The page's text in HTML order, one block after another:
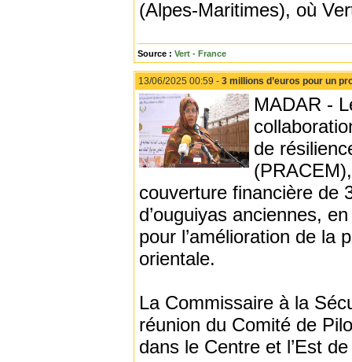
(Alpes-Maritimes), où
Source : Vert - France
13/06/2025 00:59 - 3 millions d’euros pour un
MADAR -
de
couverture financière de
d’ouguiyas anciennes,
pour l’amélioration de la
orientale.
La Commissaire à la
réunion du Comité de
dans le Centre et l’Est